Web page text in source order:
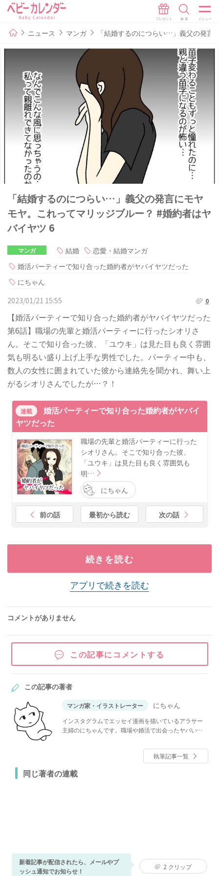
ニュース マンガ 「結婚するのにつらい…」義父の発言
「結婚するのにつらい…」義父の発言にモヤ
モヤ。これってマリッジブルー？ #婚約者はヤ
バイヤツ 6
マンガ 結婚
恋愛・結婚マンガ
婚活パーティーで知り合った婚約者がヤバイヤツだった
にちゃん
2023/01/21 15:55
0
【婚活パーティーで知り合った婚約者がヤバイヤツだった
第6話】職場の先輩と婚活パーティーに行ったシオリさ
ん。そこで知り合った彼、「ユウキ」は見た目も良く雰囲
気も明るい盛り上げ上手な男性でした。パーティー中も、
数人の女性に囲まれていた彼から連絡先を聞かれ、舞い上
がるシオリさんでしたが…？！
連載
婚活パーティーで知り合った婚約者がヤバイ
ヤツだった
職場の先輩と婚活パーティーに行った
シオリさん。そこで知り合った彼、
「ユウキ」は見た目も良く雰囲気も
明…
にちゃん
前の話 最初から読む 次の話
続きを読む
アプリで続きを読む
コメントがありません
この記事にコメントする
この記事の著者
マンガ家・イラストレーター にちゃん
インスタグラムでエッセイ漫画を描いているアラサー
主婦のにちゃんです。職場や婚活で出会ったヤバいや
執筆記事一覧
同じ著者の連載
新着記事が配信されたら、メールやプ
ッシュ通知でお知らせ！
2 クリップ